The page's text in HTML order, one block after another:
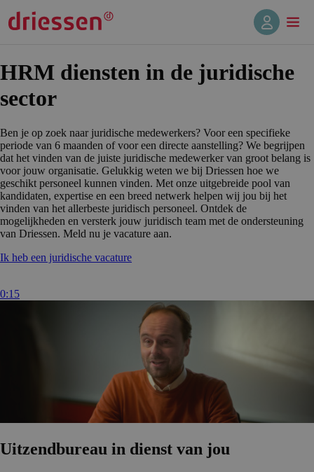
HRM diensten in de juridische
sector
Ben je op zoek naar juridische medewerkers? Voor een specifieke
periode van 6 maanden of voor een directe aanstelling? We begrijpen
dat het vinden van de juiste juridische medewerker van groot belang is
voor jouw organisatie. Gelukkig weten we bij Driessen hoe we
geschikt personeel kunnen vinden. Met onze uitgebreide pool van
kandidaten, expertise en een breed netwerk helpen wij jou bij het
vinden van het allerbeste juridisch personeel. Ontdek de
mogelijkheden en versterk jouw juridisch team met de ondersteuning
van Driessen. Meld nu je vacature aan.
Ik heb een juridische vacature
0:15
Uitzendbu­reau in dienst van jou